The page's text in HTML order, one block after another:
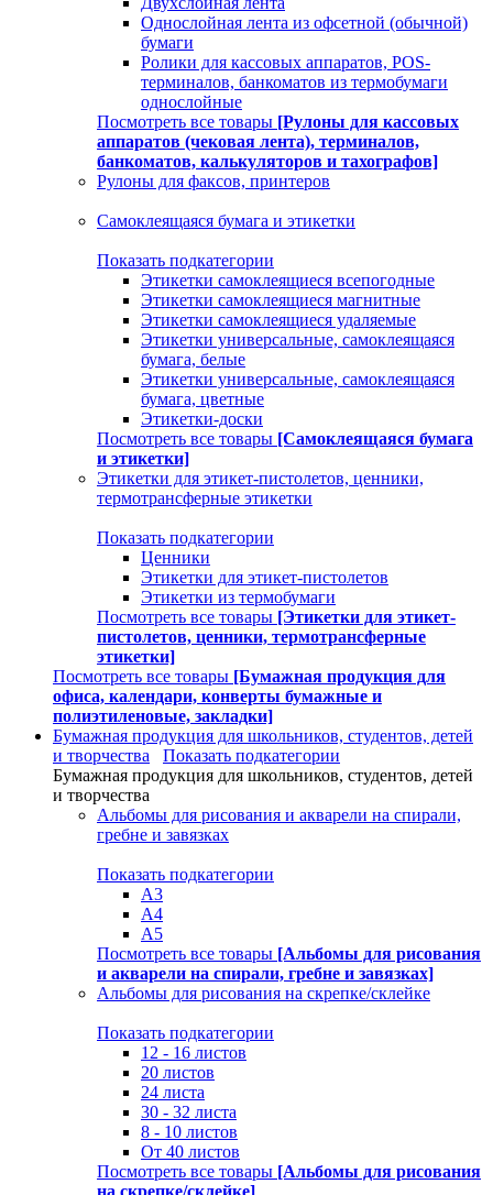
Однослойная лента из офсетной (обычной)
бумаги
Ролики для кассовых аппаратов, POS-
терминалов, банкоматов из термобумаги
однослойные
Посмотреть все товары [Рулоны для кассовых
аппаратов (чековая лента), терминалов,
банкоматов, калькуляторов и тахографов]
Рулоны для факсов, принтеров
Самоклеящаяся бумага и этикетки
Показать подкатегории
Этикетки самоклеящиеся всепогодные
Этикетки самоклеящиеся магнитные
Этикетки самоклеящиеся удаляемые
Этикетки универсальные, самоклеящаяся
бумага, белые
Этикетки универсальные, самоклеящаяся
бумага, цветные
Этикетки-доски
Посмотреть все товары [Самоклеящаяся бумага
и этикетки]
Этикетки для этикет-пистолетов, ценники,
термотрансферные этикетки
Показать подкатегории
Ценники
Этикетки для этикет-пистолетов
Этикетки из термобумаги
Посмотреть все товары [Этикетки для этикет-
пистолетов, ценники, термотрансферные
этикетки]
Посмотреть все товары [Бумажная продукция для
офиса, календари, конверты бумажные и
полиэтиленовые, закладки]
Бумажная продукция для школьников, студентов, детей
и творчества
Показать подкатегории
Бумажная продукция для школьников, студентов, детей
и творчества
Альбомы для рисования и акварели на спирали,
гребне и завязках
Показать подкатегории
А3
А4
А5
Посмотреть все товары [Альбомы для рисования
и акварели на спирали, гребне и завязках]
Альбомы для рисования на скрепке/склейке
Показать подкатегории
12 - 16 листов
20 листов
24 листа
30 - 32 листа
8 - 10 листов
От 40 листов
Посмотреть все товары [Альбомы для рисования